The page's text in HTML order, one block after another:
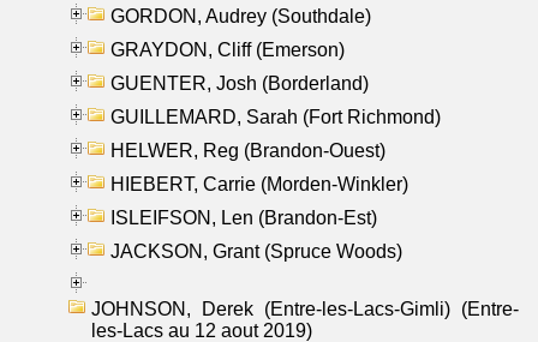
GORDON, Audrey (Southdale)
GRAYDON, Cliff (Emerson)
GUENTER, Josh (Borderland)
GUILLEMARD, Sarah (Fort Richmond)
HELWER, Reg (Brandon-Ouest)
HIEBERT, Carrie (Morden-Winkler)
ISLEIFSON, Len (Brandon-Est)
JACKSON, Grant (Spruce Woods)
JOHNSON, Derek (Entre-les-Lacs-Gimli) (Entre-
les-Lacs au 12 aout 2019)